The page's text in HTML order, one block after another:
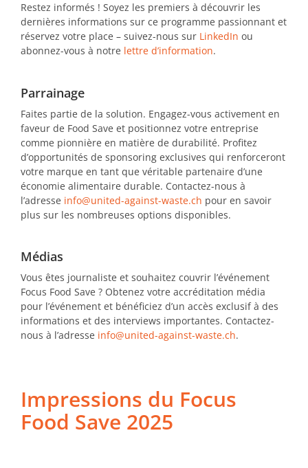
Restez informés ! Soyez les premiers à découvrir les
dernières informations sur ce programme passionnant et
réservez votre place – suivez-nous sur LinkedIn ou
abonnez-vous à notre lettre d’information.
Parrainage
Faites partie de la solution. Engagez-vous activement en
faveur de Food Save et positionnez votre entreprise
comme pionnière en matière de durabilité. Profitez
d’opportunités de sponsoring exclusives qui renforceront
votre marque en tant que véritable partenaire d’une
économie alimentaire durable. Contactez-nous à
l’adresse info@united-against-waste.ch pour en savoir
plus sur les nombreuses options disponibles.
Médias
Vous êtes journaliste et souhaitez couvrir l’événement
Focus Food Save ? Obtenez votre accréditation média
pour l’événement et bénéficiez d’un accès exclusif à des
informations et des interviews importantes. Contactez-
nous à l’adresse info@united-against-waste.ch.
Impressions du Focus
Food Save 2025